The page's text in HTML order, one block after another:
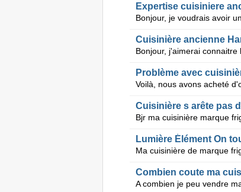
Expertise cuisiniere
Cuisinière ancienne
Problème avec
Cuisinière s arête pas
Lumière Élément On
Combien coute ma
A combien je peu vendre